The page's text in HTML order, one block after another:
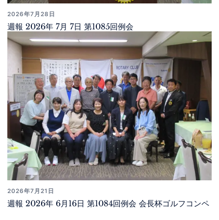
2026年7月28日
週報 2026年 7月 7日 第1085回例会
2026年7月21日
週報 2026年 6月16日 第1084回例会 会長杯ゴルフコンペ